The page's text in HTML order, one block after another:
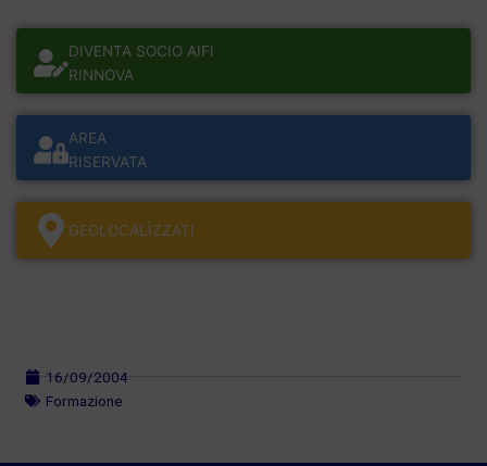
DIVENTA SOCIO AIFI
RINNOVA
AREA
RISERVATA
GEOLOCALÌZZATI
16/09/2004
Formazione